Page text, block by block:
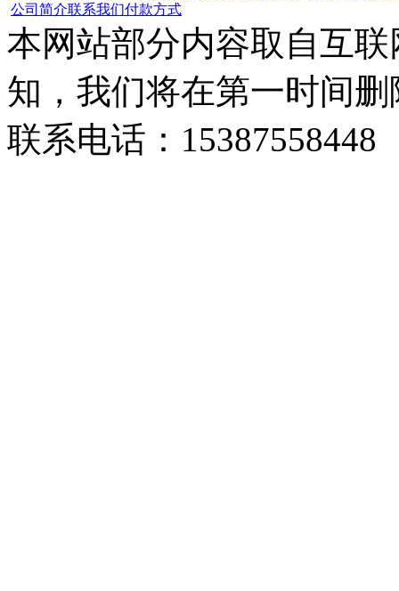
公司简介联系我们付款方式
本网站部分内容取自互
知，我们将在第一时间
联系电话：15387558448